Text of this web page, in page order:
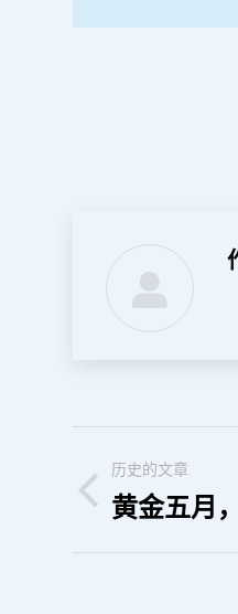
文
章
历史的文章
历
黄金五月